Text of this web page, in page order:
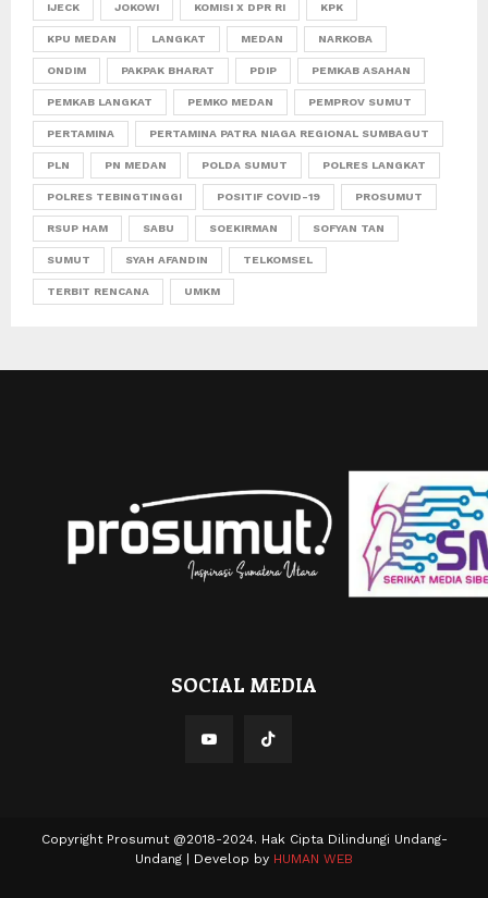
IJECK JOKOWI KOMISI X DPR RI KPK
KPU MEDAN LANGKAT MEDAN NARKOBA
ONDIM PAKPAK BHARAT PDIP PEMKAB ASAHAN
PEMKAB LANGKAT PEMKO MEDAN PEMPROV SUMUT
PERTAMINA PERTAMINA PATRA NIAGA REGIONAL SUMBAGUT
PLN PN MEDAN POLDA SUMUT POLRES LANGKAT
POLRES TEBINGTINGGI POSITIF COVID-19 PROSUMUT
RSUP HAM SABU SOEKIRMAN SOFYAN TAN
SUMUT SYAH AFANDIN TELKOMSEL
TERBIT RENCANA UMKM
SOCIAL MEDIA
Copyright Prosumut @2018-2024. Hak Cipta Dilindungi Undang-
Undang | Develop by HUMAN WEB